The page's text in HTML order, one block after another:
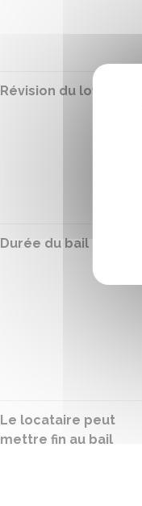
Révision du loyer
Durée du bail
Le locataire peut
mettre fin au bail